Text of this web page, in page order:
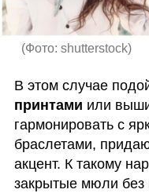
(Фото: shutterstock)
В этом случае
принтами или
гармонировать с
браслетами,
акцент. К такому
закрытые мюли без